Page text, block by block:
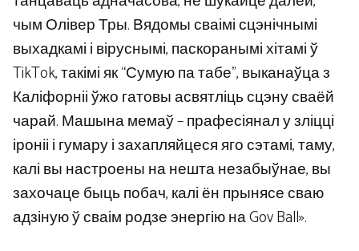
чым Олівер Тры. Вядомы сваімі сцэнічнымі
выхадкамі і віруснымі, паскоранымі хітамі ў
TikTok, такімі як “Сумую па табе”, выканаўца з
Каліфорніі ўжо гатовы асвятліць сцэну сваёй
чарай. Машына мемаў – прафесіянал у зліцці
іроніі і гумару і захапляйцеся яго сэтамі, таму,
калі вы настроены на нешта незабыўнае, вы
захочаце быць побач, калі ён прынясе сваю
адзіную ў сваім родзе энергію на Gov Ball».